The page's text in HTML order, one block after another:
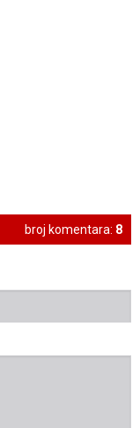
broj komentara: 8